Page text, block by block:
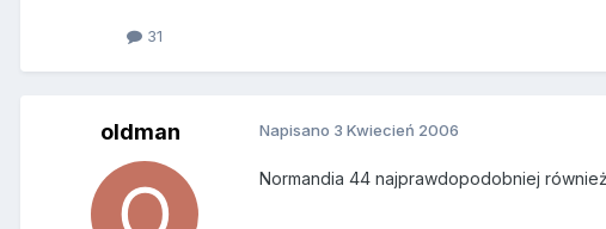
31
oldman Napisano 3 Kwiecień 2006
Normandia 44 najprawdopodobniej